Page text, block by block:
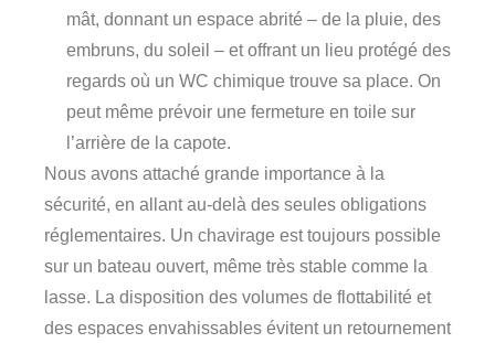
mât, donnant un espace abrité – de la pluie, des
embruns, du soleil – et offrant un lieu protégé des
regards où un WC chimique trouve sa place. On
peut même prévoir une fermeture en toile sur
l’arrière de la capote.
Nous avons attaché grande importance à la
sécurité, en allant au-delà des seules obligations
réglementaires. Un chavirage est toujours possible
sur un bateau ouvert, même très stable comme la
lasse. La disposition des volumes de flottabilité et
des espaces envahissables évitent un retournement